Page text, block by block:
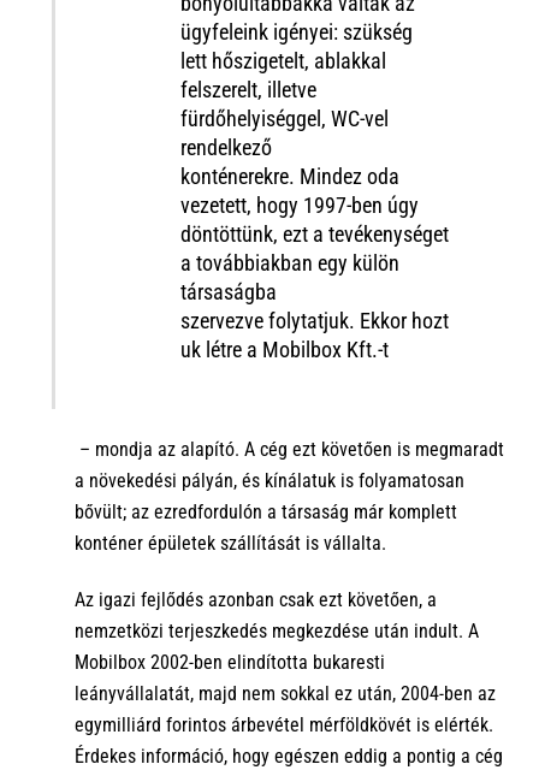
ügyfeleink igényei: szükség
lett hőszigetelt, ablakkal
felszerelt, illetve
fürdőhelyiséggel, WC-vel
rendelkező
konténerekre. Mindez oda
vezetett, hogy 1997-ben úgy
döntöttünk, ezt a tevékenységet
a továbbiakban egy külön
társaságba
szervezvefolytatjuk. Ekkor hozt
uk létre a Mobilbox Kft.-t
– mondja az alapító.A cég ezt követően is megmaradt
a növekedési pályán, és kínálatuk is folyamatosan
bővült; az ezredfordulón atársaság már komplett
konténer épületek szállítását is vállalta.
Az igazi fejlődés azonban csak ezt követően, a
nemzetközi terjeszkedés megkezdése után indult. A
Mobilbox 2002-ben elindította bukaresti
leányvállalatát, majd nem sokkal ez után, 2004-ben az
egymilliárd forintos árbevétel mérföldkövét is elérték.
Érdekes információ, hogyegészen eddig a pontig a cég